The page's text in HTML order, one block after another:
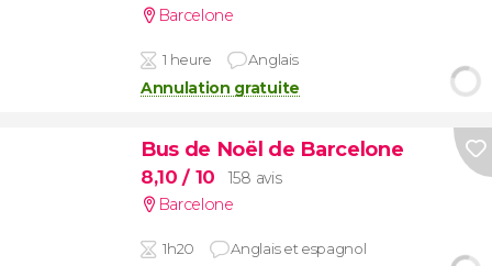
Barcelone
1 heure Anglais
Annulation gratuite
Bus de Noël de Barcelone
8,10/ 10
158 avis
Barcelone
1h20 Anglais et espagnol